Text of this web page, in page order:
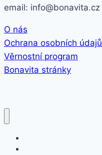
email: info@bonavita.cz
O nás
Ochrana osobních údajů
Věrnostní program
Bonavita stránky